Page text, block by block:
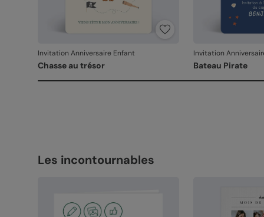
Invitation Anniversaire Enfant
Chasse au trésor
Invitation
Bateau Pirate
Les incontournables